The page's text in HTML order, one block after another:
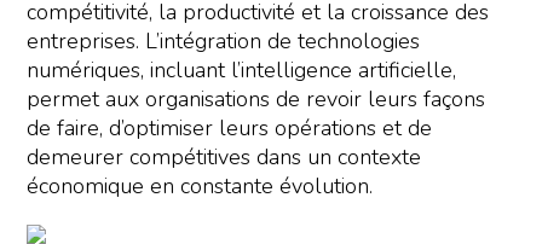
compétitivité, la productivité et la croissance des
entreprises. L’intégration de technologies
numériques, incluant l’intelligence artificielle,
permet aux organisations de revoir leurs façons
de faire, d’optimiser leurs opérations et de
demeurer compétitives dans un contexte
économique en constante évolution.